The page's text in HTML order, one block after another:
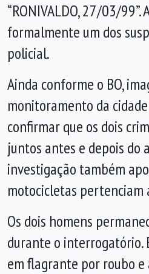
“RONIVALDO, 27/03/
formalmente um dos
policial.
Ainda conforme o BO,
monitoramento da
confirmar que os dois
juntos antes e depois do
investigação também
motocicletas pertenciam
Os dois homens
durante o interrogatório.
em flagrante por roubo